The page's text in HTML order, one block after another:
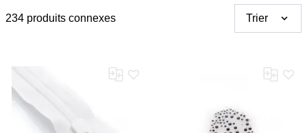
234 produits connexes Trier